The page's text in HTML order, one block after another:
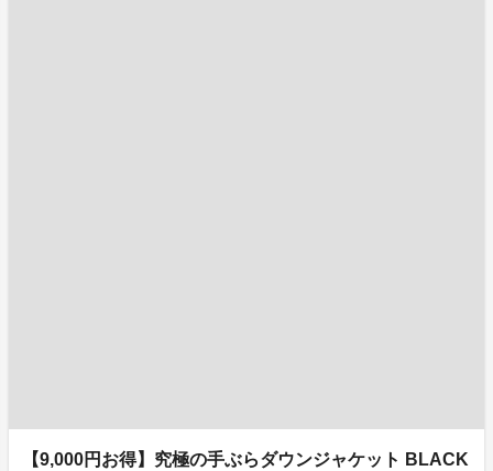
【9,000円お得】究極の手ぶらダウンジャケット BLACK